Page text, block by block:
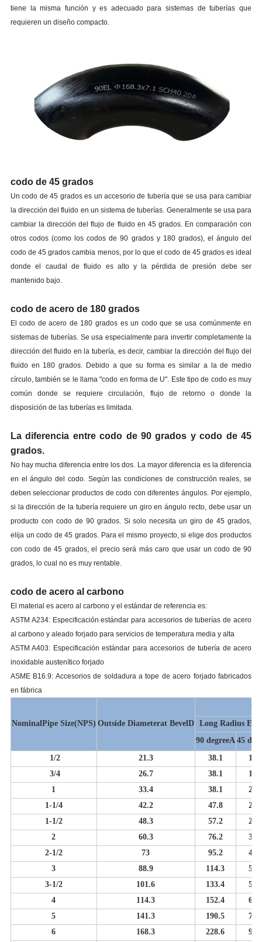
tiene la misma función y es adecuado para sistemas de tuberías que
requieren un diseño compacto.
codo de 45 grados
Un codo de 45 grados es un accesorio de tubería que se usa para cambiar
la dirección del fluido en un sistema de tuberías. Generalmente se usa para
cambiar la dirección del flujo de fluido en 45 grados. En comparación con
otros codos (como los codos de 90 grados y 180 grados), el ángulo del
codo de 45 grados cambia menos, por lo que el codo de 45 grados es ideal
donde el caudal de fluido es alto y la pérdida de presión debe ser
mantenido bajo.
codo de acero de 180 grados
El codo de acero de 180 grados es un codo que se usa comúnmente en
sistemas de tuberías. Se usa especialmente para invertir completamente la
dirección del fluido en la tubería, es decir, cambiar la dirección del flujo del
fluido en 180 grados. Debido a que su forma es similar a la de medio
círculo, también se le llama "codo en forma de U". Este tipo de codo es muy
común donde se requiere circulación, flujo de retorno o donde la
disposición de las tuberías es limitada.
La diferencia entre codo de 90 grados y codo de 45
grados.
No hay mucha diferencia entre los dos. La mayor diferencia es la diferencia
en el ángulo del codo. Según las condiciones de construcción reales, se
deben seleccionar productos de codo con diferentes ángulos. Por ejemplo,
si la dirección de la tubería requiere un giro en ángulo recto, debe usar un
producto con codo de 90 grados. Si solo necesita un giro de 45 grados,
elija un codo de 45 grados. Para el mismo proyecto, si elige dos productos
con codo de 45 grados, el precio será más caro que usar un codo de 90
grados, lo cual no es muy rentable.
codo de acero al carbono
El material es acero al carbono y el estándar de referencia es:
ASTM A234: Especificación estándar para accesorios de tuberías de acero
al carbono y aleado forjado para servicios de temperatura media y alta
ASTM A403: Especificación estándar para accesorios de tubería de acero
inoxidable austenítico forjado
ASME B16.9: Accesorios de soldadura a tope de acero forjado fabricados
en fábrica
NominalPipe Size(NPS) Outside Diameterat BevelD
Long Radius
90 degreeA 45
1/2
21.3 38.1
3/4
26.7 38.1
1
33.4 38.1
1-1/4
42.2 47.8
1-1/2
48.3 57.2
2
60.3 76.2
2-1/2
73 95.2
3
88.9 114.3
3-1/2
101.6 133.4
4
114.3 152.4
5
141.3 190.5
6
168.3 228.6